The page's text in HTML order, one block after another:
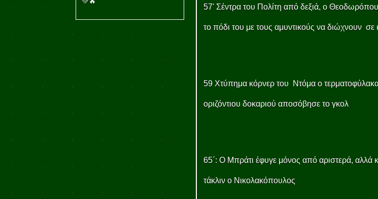
57' Σέντρα του Πολίτη από δεξιά, ο
το πόδι του με τους αμυντικούς να διώχνουν σε
59 Χτύπημα κόρνερ του Ντόμα ο
οριζόντιου δοκαριού αποσόβησε το γκολ
65΄: Ο Μπράτι έφυγε μόνος από αριστερά, αλλά
τάκλιν ο Νικολακόπουλος